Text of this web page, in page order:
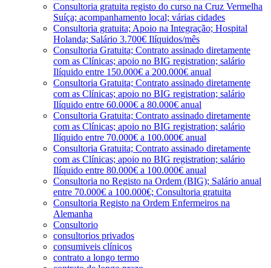
Consultoria gratuita registo do curso na Cruz Vermelha
Suíça; acompanhamento local; várias cidades
Consultoria gratuita; Apoio na Integração; Hospital
Holanda; Salário 3.700€ Ilíquidos/mês
Consultoria Gratuita; Contrato assinado diretamente
com as Clínicas; apoio no BIG registration; salário
Ilíquido entre 150.000€ a 200.000€ anual
Consultoria Gratuita; Contrato assinado diretamente
com as Clínicas; apoio no BIG registration; salário
Ilíquido entre 60.000€ a 80.000€ anual
Consultoria Gratuita; Contrato assinado diretamente
com as Clínicas; apoio no BIG registration; salário
Ilíquido entre 70.000€ a 100.000€ anual
Consultoria Gratuita; Contrato assinado diretamente
com as Clínicas; apoio no BIG registration; salário
Ilíquido entre 80.000€ a 100.000€ anual
Consultoria no Registo na Ordem (BIG); Salário anual
entre 70.000€ a 100.000€; Consultoria gratuita
Consultoria Registo na Ordem Enfermeiros na
Alemanha
Consultorio
consultorios privados
consumiveis clínicos
contrato a longo termo